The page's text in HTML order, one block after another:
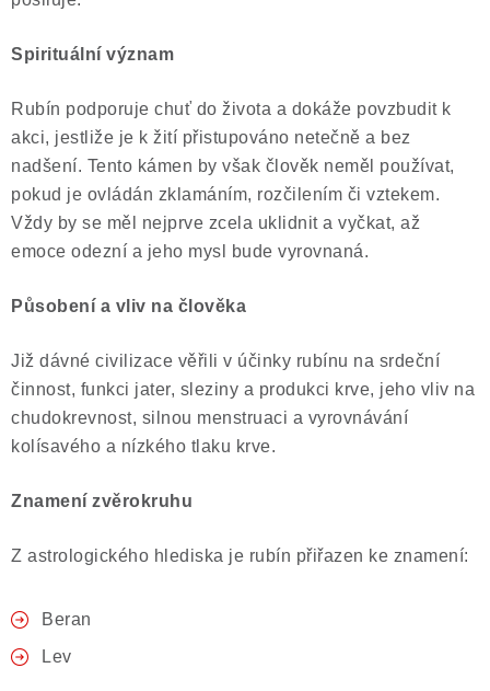
NÁŠ PŘÍBĚH
VIDEOGALERIE
KONTAKT
MISTROVSKÉ KRYSTALY
Výkup minerálů a drahých kamenů
Formulář pro odstoupení od smlouvy
Poučení o právu na odstoupení od smlouvy
Spirituální význam
Rubín podporuje chuť do života a dokáže povzbudit k
akci, jestliže je k žití přistupováno netečně a bez
nadšení. Tento kámen by však člověk neměl používat,
pokud je ovládán zklamáním, rozčilením či vztekem.
Vždy by se měl nejprve zcela uklidnit a vyčkat, až
emoce odezní a jeho mysl bude vyrovnaná.
Působení a vliv na člověka
Již dávné civilizace věřili v účinky rubínu na srdeční
činnost, funkci jater, sleziny a produkci krve, jeho vliv na
chudokrevnost, silnou menstruaci a vyrovnávání
kolísavého a nízkého tlaku krve.
Znamení zvěrokruhu
Z astrologického hlediska je rubín přiřazen ke znamení:
Beran
Lev